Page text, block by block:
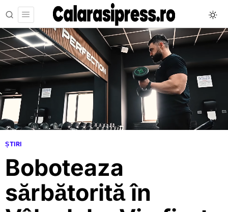
ȘTIRI
Boboteaza
sărbătorită în